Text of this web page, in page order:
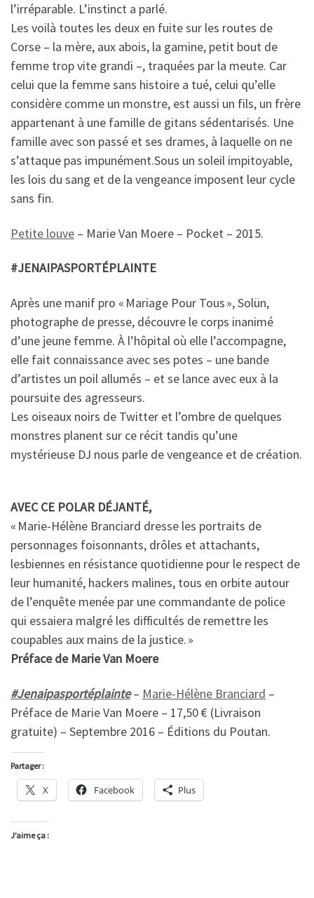
l’irréparable. L’instinct a parlé.
Les voilà toutes les deux en fuite sur les routes de
Corse – la mère, aux abois, la gamine, petit bout de
femme trop vite grandi –, traquées par la meute. Car
celui que la femme sans histoire a tué, celui qu’elle
considère comme un monstre, est aussi un fils, un frère
appartenant à une famille de gitans sédentarisés. Une
famille avec son passé et ses drames, à laquelle on ne
s’attaque pas impunément.Sous un soleil impitoyable,
les lois du sang et de la vengeance imposent leur cycle
sans fin.
Petite louve – Marie Van Moere – Pocket – 2015.
#JENAIPASPORTÉPLAINTE
Après une manif pro « Mariage Pour Tous », Solün,
photographe de presse, découvre le corps inanimé
d’une jeune femme. À l’hôpital où elle l’accompagne,
elle fait connaissance avec ses potes – une bande
d’artistes un poil allumés – et se lance avec eux à la
poursuite des agresseurs.
Les oiseaux noirs de Twitter et l’ombre de quelques
monstres planent sur ce récit tandis qu’une
mystérieuse DJ nous parle de vengeance et de création.
AVEC CE POLAR DÉJANTÉ,
« Marie-Hélène Branciard dresse les portraits de
personnages foisonnants, drôles et attachants,
lesbiennes en résistance quotidienne pour le respect de
leur humanité, hackers malines, tous en orbite autour
de l’enquête menée par une commandante de police
qui essaiera malgré les difficultés de remettre les
coupables aux mains de la justice. »
Préface de Marie Van Moere
#Jenaipasportéplainte– Marie-Hélène Branciard –
Préface de Marie Van Moere – 17,50 € (Livraison
gratuite) – Septembre 2016 – Éditions du Poutan.
Partager :
X Facebook Plus
J’aime ça :